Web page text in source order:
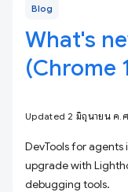
Blog
What's
(Chrome
Updated 2 มิถุนายน ค.
DevTools for agents
upgrade with
debugging tools.